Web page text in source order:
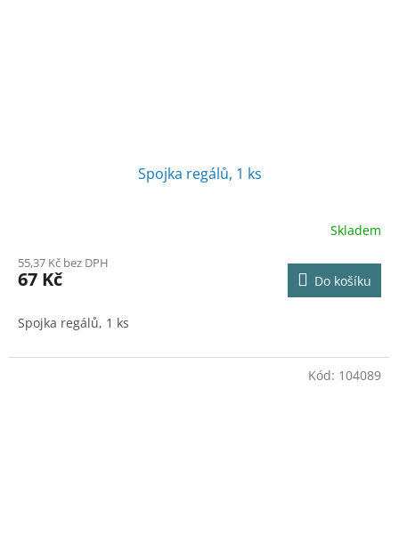
Spojka regálů, 1 ks
Skladem
55,37 Kč bez DPH
67 Kč Do košíku
Spojka regálů, 1 ks
Kód: 104089